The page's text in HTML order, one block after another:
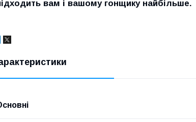
вам і вашому гонщику найбільше.